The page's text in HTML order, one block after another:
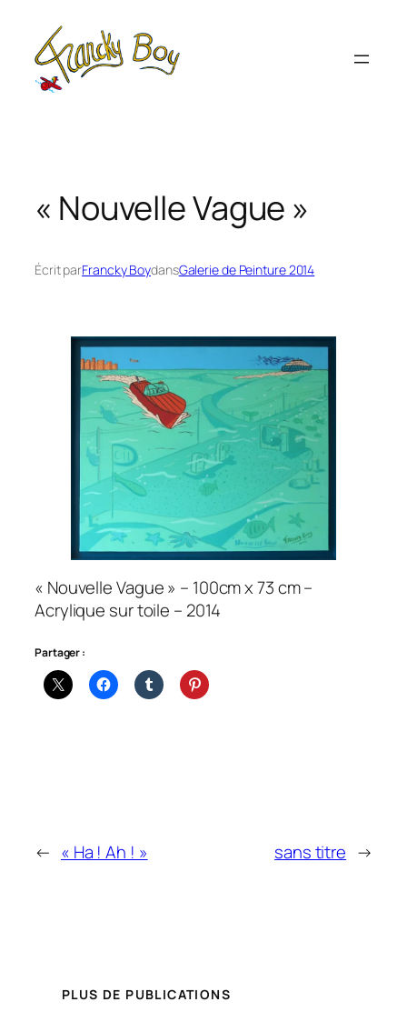
contenu
« Nouvelle Vague »
Écrit parFrancky BoydansGalerie de Peinture 2014
« Nouvelle Vague » – 100cm x 73 cm –
Acrylique sur toile – 2014
Partager :
← « Ha ! Ah ! » sans titre →
PLUS DE PUBLICATIONS